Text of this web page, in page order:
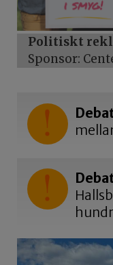
Politiskt
Sponsor: